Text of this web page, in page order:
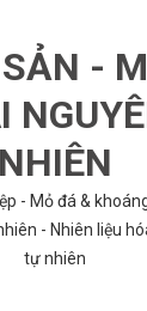
-
NHIÊN
- Mỏ đá &
- Nhiên liệu
tự nhiên